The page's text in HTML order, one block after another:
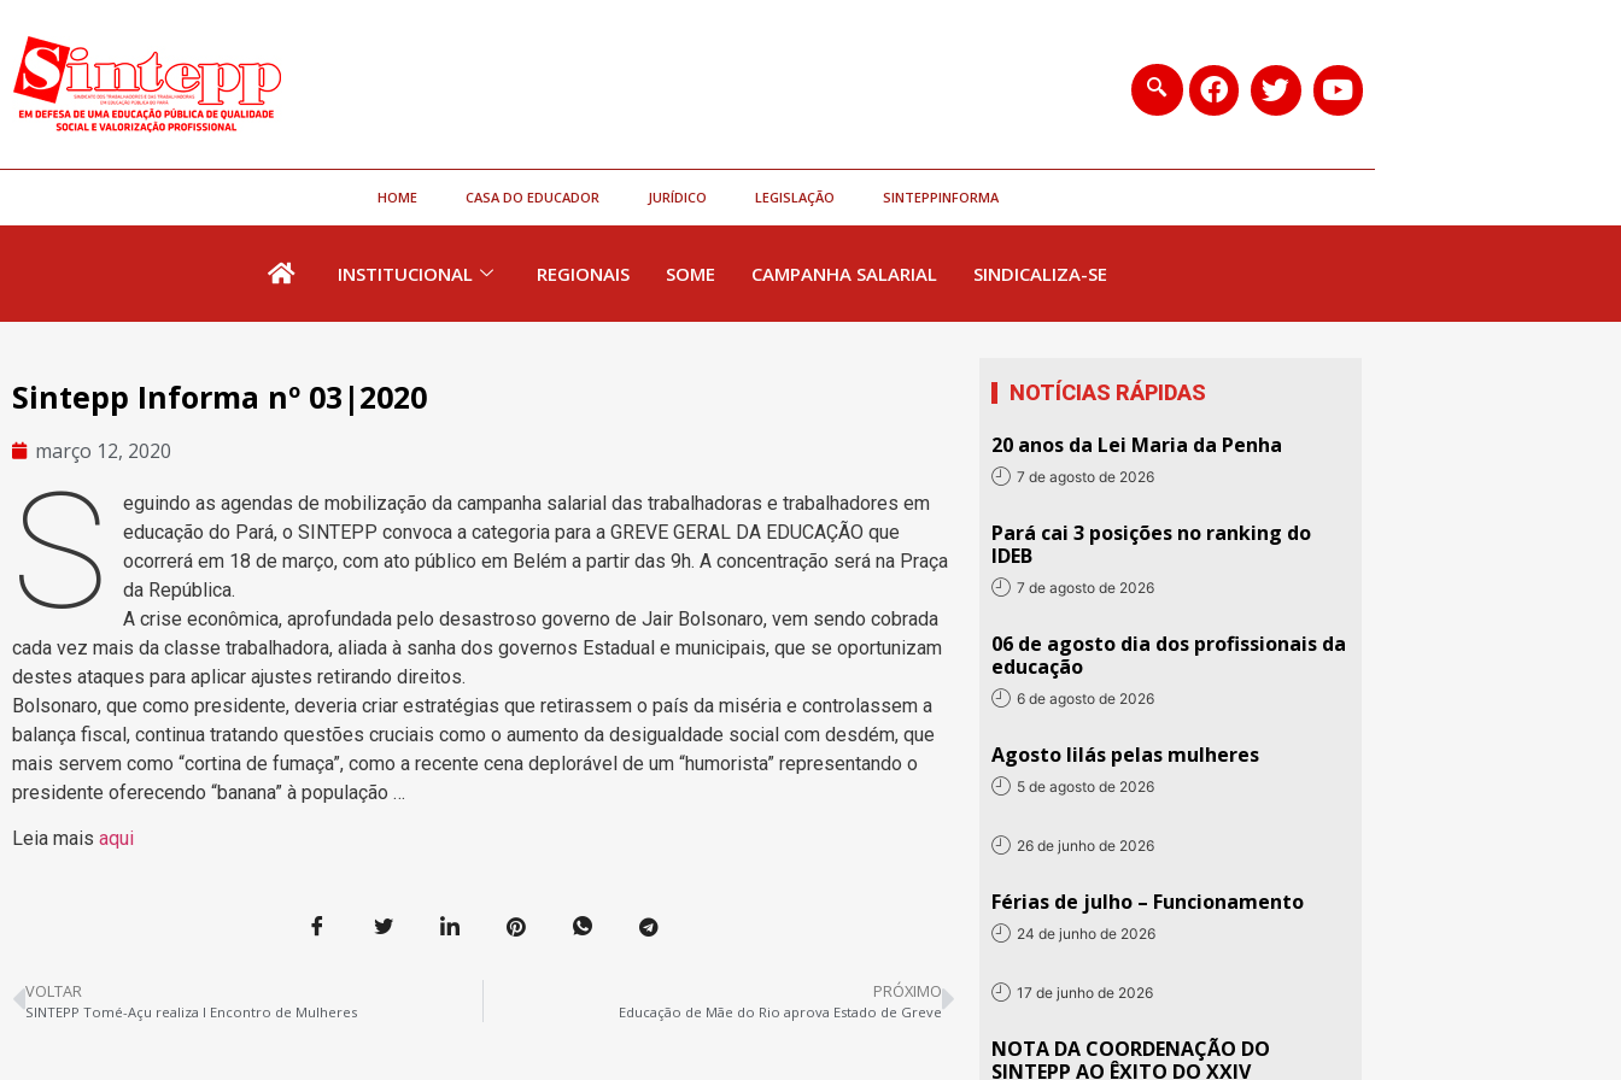
HOME CASA DO EDUCADOR JURÍDICO LEGISLAÇÃO SINTEPPINFORMA
INSTITUCIONAL REGIONAIS SOME CAMPANHA SALARIAL SINDICALIZA-SE
Sintepp Informa nº 03|2020
março 12, 2020
S
eguindo as agendas de mobilização da campanha salarial das trabalhadoras e trabalhadores em
educação do Pará, o SINTEPP convoca a categoria para a GREVE GERAL DA EDUCAÇÃO que
ocorrerá em 18 de março, com ato público em Belém a partir das 9h. A concentração será na Praça
da República.
A crise econômica, aprofundada pelo desastroso governo de Jair Bolsonaro, vem sendo cobrada
cada vez mais da classe trabalhadora, aliada à sanha dos governos Estadual e municipais, que se oportunizam
destes ataques para aplicar ajustes retirando direitos.
Bolsonaro, que como presidente, deveria criar estratégias que retirassem o país da miséria e controlassem a
balança fiscal, continua tratando questões cruciais como o aumento da desigualdade social com desdém, que
mais servem como “cortina de fumaça”, como a recente cena deplorável de um “humorista” representando o
presidente oferecendo “banana” à população …
Leia mais aqui
VOLTAR
SINTEPP Tomé-Açu realiza I Encontro de Mulheres
PRÓXIMO
Educação de Mãe do Rio aprova Estado de Greve
NOTÍCIAS RÁPIDAS
20 anos da Lei Maria da Penha
7 de agosto de 2026
Pará cai 3 posições no ranking do
IDEB
7 de agosto de 2026
06 de agosto dia dos profissionais da
educação
6 de agosto de 2026
Agosto lilás pelas mulheres
5 de agosto de 2026
26 de junho de 2026
Férias de julho – Funcionamento
24 de junho de 2026
17 de junho de 2026
NOTA DA COORDENAÇÃO DO
SINTEPP AO ÊXITO DO XXIV